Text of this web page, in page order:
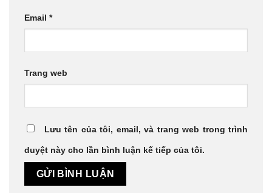
Email *
Trang web
Lưu tên của tôi, email, và trang web trong trình
duyệt này cho lần bình luận kế tiếp của tôi.